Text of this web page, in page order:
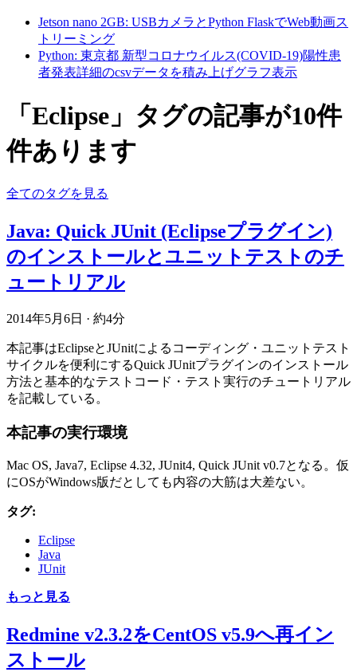
Jetson nano 2GB: USBカメラとPython FlaskでWeb動画ス
トリーミング
Python: 東京都 新型コロナウイルス(COVID-19)陽性患
者発表詳細のcsvデータを積み上げグラフ表示
「Eclipse」タグの記事が10件
件あります
全てのタグを見る
Java: Quick JUnit (Eclipseプラグイン)
のインストールとユニットテストのチ
ュートリアル
2014年5月6日 · 約4分
本記事はEclipseとJUnitによるコーディング・ユニットテスト
サイクルを便利にするQuick JUnitプラグインのインストール
方法と基本的なテストコード・テスト実行のチュートリアル
を記載している。
本記事の実行環境
Mac OS, Java7, Eclipse 4.32, JUnit4, Quick JUnit v0.7となる。仮
にOSがWindows版だとしても内容の大筋は大差ない。
タグ:
Eclipse
Java
JUnit
もっと見る
Redmine v2.3.2をCentOS v5.9へ再イン
ストール